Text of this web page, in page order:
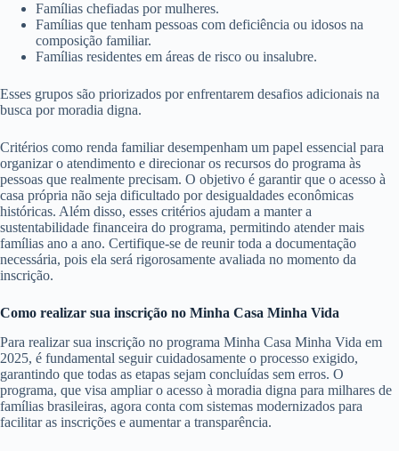
Famílias chefiadas por mulheres.
Famílias que tenham pessoas com deficiência ou idosos na
composição familiar.
Famílias residentes em áreas de risco ou insalubre.
Esses grupos são priorizados por enfrentarem desafios adicionais na
busca por moradia digna.
Critérios como renda familiar desempenham um papel essencial para
organizar o atendimento e direcionar os recursos do programa às
pessoas que realmente precisam. O objetivo é garantir que o acesso à
casa própria não seja dificultado por desigualdades econômicas
históricas. Além disso, esses critérios ajudam a manter a
sustentabilidade financeira do programa, permitindo atender mais
famílias ano a ano. Certifique-se de reunir toda a documentação
necessária, pois ela será rigorosamente avaliada no momento da
inscrição.
Como realizar sua inscrição no Minha Casa Minha Vida
Para realizar sua inscrição no programa Minha Casa Minha Vida em
2025, é fundamental seguir cuidadosamente o processo exigido,
garantindo que todas as etapas sejam concluídas sem erros. O
programa, que visa ampliar o acesso à moradia digna para milhares de
famílias brasileiras, agora conta com sistemas modernizados para
facilitar as inscrições e aumentar a transparência.